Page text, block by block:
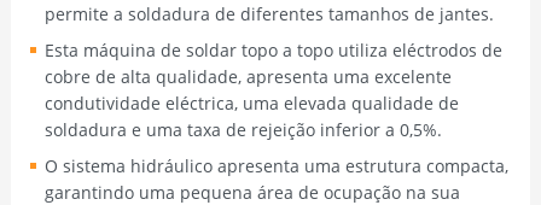
permite a soldadura de diferentes tamanhos de jantes.
Esta máquina de soldar topo a topo utiliza eléctrodos de
cobre de alta qualidade, apresenta uma excelente
condutividade eléctrica, uma elevada qualidade de
soldadura e uma taxa de rejeição inferior a 0,5%.
O sistema hidráulico apresenta uma estrutura compacta,
garantindo uma pequena área de ocupação na sua